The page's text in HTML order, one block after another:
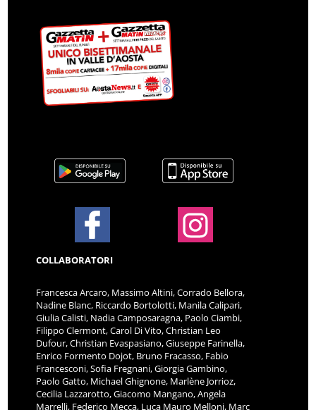
COLLABORATORI
Francesca Arcaro, Massimo Altini, Corrado Bellora,
Nadine Blanc, Riccardo Bortolotti, Manila Calipari,
Giulia Calisti, Nadia Camposaragna, Paolo Ciambi,
Filippo Clermont, Carol Di Vito, Christian Leo
Dufour, Christian Evaspasiano, Giuseppe Farinella,
Enrico Formento Dojot, Bruno Fracasso, Fabio
Francesconi, Sofia Fregnani, Giorgia Gambino,
Paolo Gatto, Michael Ghignone, Marlène Jorrioz,
Cecilia Lazzarotto, Giacomo Mangano, Angela
Marrelli, Federico Mecca, Luca Mauro Melloni, Marc